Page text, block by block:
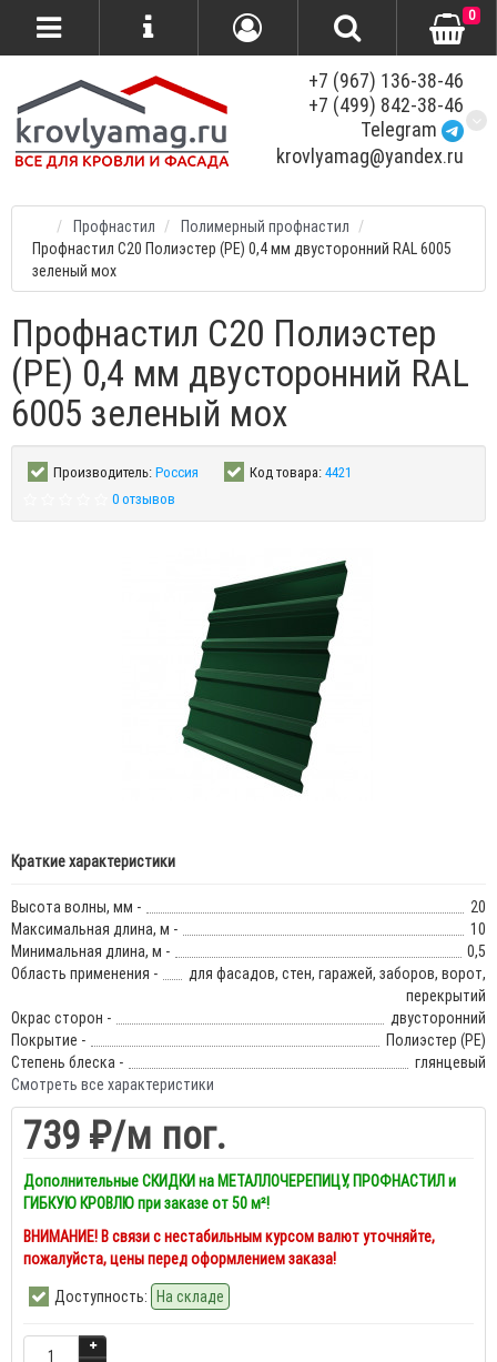
+7 (967) 136-38-46
+7 (499) 842-38-46
Telegram
krovlyamag@yandex.ru
0
Профнастил
Полимерный профнастил
Профнастил С20 Полиэстер (PE) 0,4 мм двусторонний RAL 6005
зеленый мох
Профнастил С20 Полиэстер
(PE) 0,4 мм двусторонний RAL
6005 зеленый мох
Производитель:Россия Код товара:4421
0 отзывов
Краткие характеристики
Высота волны, мм -
20
Максимальная длина, м -
10
Минимальная длина, м -
0,5
Область применения -
для фасадов, стен, гаражей, заборов, ворот,
перекрытий
Окрас сторон -
двусторонний
Покрытие -
Полиэстер (PE)
Степень блеска -
глянцевый
Смотреть все характеристики
739 ₽/м пог.
Дополнительные СКИДКИ на МЕТАЛЛОЧЕРЕПИЦУ, ПРОФНАСТИЛ и
ГИБКУЮ КРОВЛЮ при заказе от 50 м²!
ВНИМАНИЕ! В связи с нестабильным курсом валют уточняйте,
пожалуйста, цены перед оформлением заказа!
Доступность: На складе